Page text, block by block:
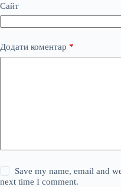
Сайт
Додати коментар *
Save my name, email and
next time I comment.